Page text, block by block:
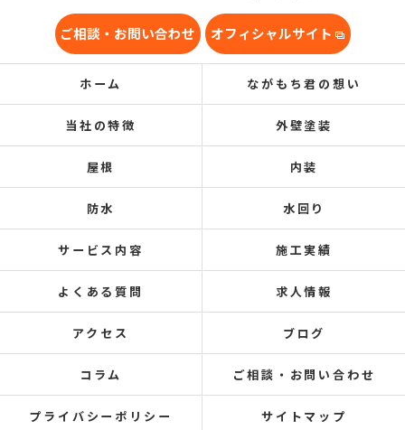
ご相談・お問い合わせ オフィシャルサイト
ホーム ながもち君の想い
当社の特徴 外壁塗装
屋根 内装
防水 水回り
サービス内容 施工実績
よくある質問 求人情報
アクセス ブログ
コラム ご相談・お問い合わせ
プライバシーポリシー サイトマップ